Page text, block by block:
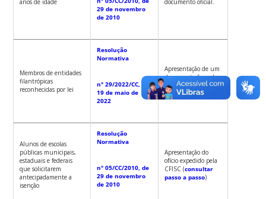
29 de novembro
de 2010
Membros de entidades
filantrópicas
reconhecidas por lei
Resolução
Normativa
n° 29/2022/CC, de
19 de maio de
2022
Apresentação de um
documento formal
emitido pela
instituição.
Alunos de escolas
públicas municipais,
estaduais e federais
que solicitarem
antecipadamente a
isenção
Resolução
Normativa
n° 05/CC/2010, de
29 de novembro
de 2010
Apresentação do
ofício expedido pela
CFISC (consultar
passo a passo)